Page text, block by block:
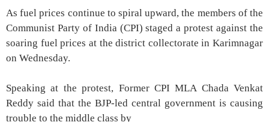
As fuel prices continue to spiral upward, the members of the
Communist Party of India (CPI) staged a protest against the
soaring fuel prices at the district collectorate in Karimnagar
on Wednesday.
Speaking at the protest, Former CPI MLA Chada Venkat
Reddy said that the BJP-led central government is causing
trouble to the middle class by